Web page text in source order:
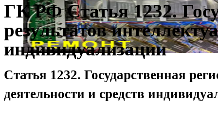
ГК РФ Статья 1232.
результатов
индивидуализации
Статья 1232. Государственная
деятельности и средств